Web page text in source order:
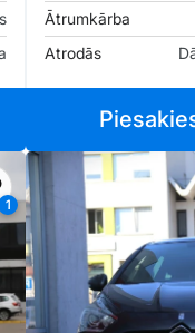
Ātrumkārba
Atrodās
1 favorītiem